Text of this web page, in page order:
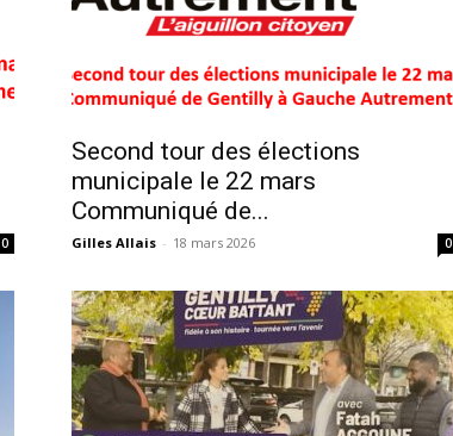
0
Second tour des élections
municipale le 22 mars
Communiqué de...
Gilles Allais - 18 mars 2026 0